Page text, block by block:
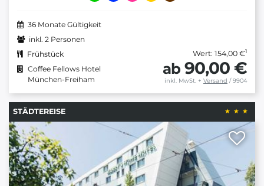
36 Monate Gültigkeit
inkl. 2 Personen
Frühstück
Coffee Fellows Hotel
München-Freiham
Wert: 154,00 €1
ab 90,00 €
inkl. MwSt. + Versand / 9904
STÄDTEREISE